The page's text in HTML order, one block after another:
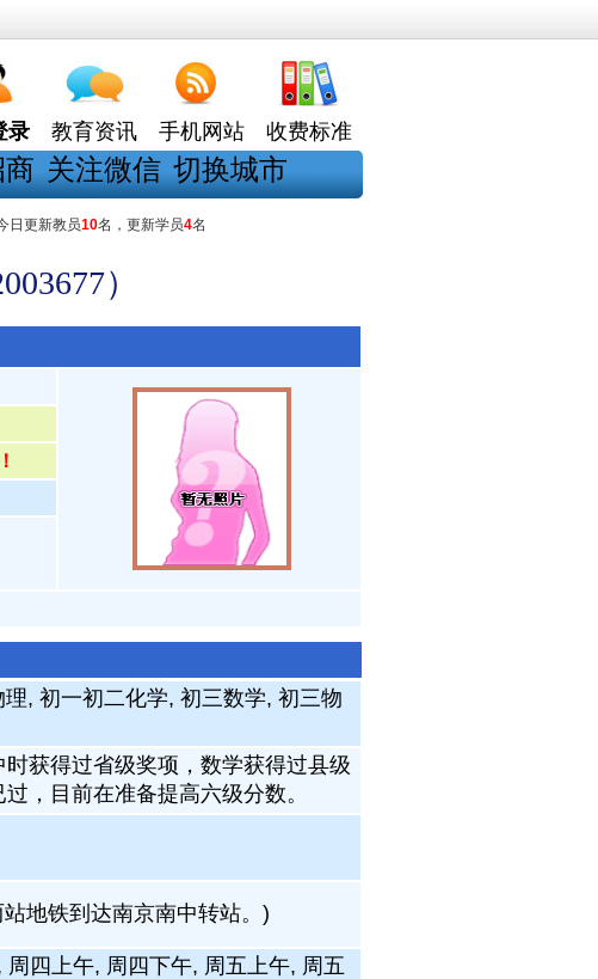
录 教育资讯 手机网站 收费标准
关注微信 切换城市
日更新教员10名，更新学员4名
）
, 初一初二化学, 初三数学, 初三物
获得过省级奖项，数学获得过县级
，目前在准备提高六级分数。
地铁到达南京南中转站。)
四上午, 周四下午, 周五上午, 周五